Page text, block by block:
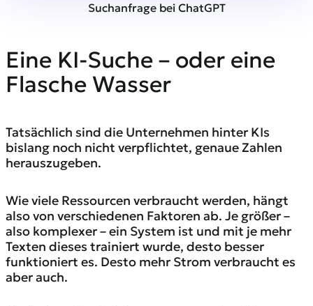
Suchanfrage bei ChatGPT
Eine KI-Suche – oder eine
Flasche Wasser
Tatsächlich sind die Unternehmen hinter KIs
bislang noch nicht verpflichtet, genaue Zahlen
herauszugeben.
Wie viele Ressourcen verbraucht werden, hängt
also von verschiedenen Faktoren ab. Je größer –
also komplexer – ein System ist und mit je mehr
Texten dieses trainiert wurde, desto besser
funktioniert es. Desto mehr Strom verbraucht es
aber auch.